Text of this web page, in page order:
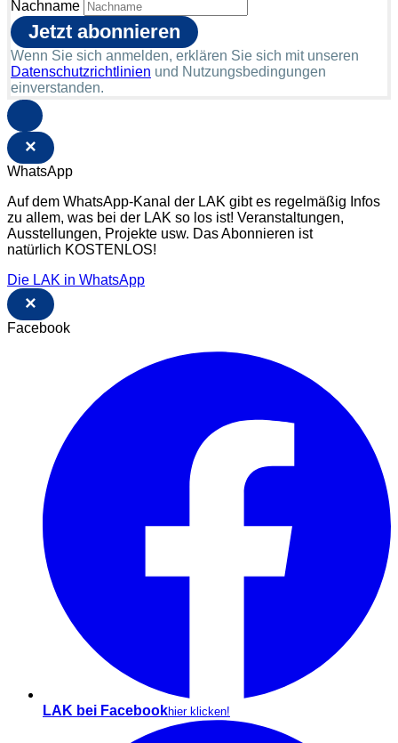
Nachname
Wenn Sie sich anmelden, erklären Sie sich mit unseren
Datenschutzrichtlinien und Nutzungsbedingungen
einverstanden.
×
WhatsApp
Auf dem WhatsApp-Kanal der LAK gibt es regelmäßig Infos
zu allem, was bei der LAK so los ist! Veranstaltungen,
Ausstellungen, Projekte usw. Das Abonnieren ist
natürlich KOSTENLOS!
Die LAK in WhatsApp
×
Facebook
LAK bei Facebookhier klicken!